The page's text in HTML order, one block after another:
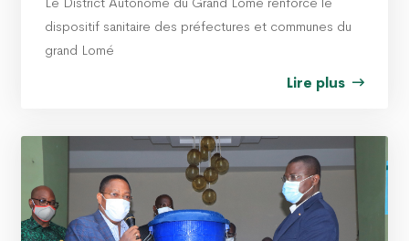
dispositif sanitaire des préfectures et communes du
grand Lomé
Lire plus